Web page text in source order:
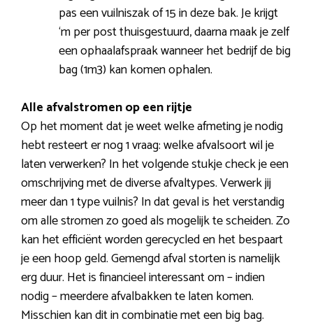
pas een vuilniszak of 15 in deze bak. Je krijgt
‘m per post thuisgestuurd, daarna maak je zelf
een ophaalafspraak wanneer het bedrijf de big
bag (1m3) kan komen ophalen.
Alle afvalstromen op een rijtje
Op het moment dat je weet welke afmeting je nodig
hebt resteert er nog 1 vraag: welke afvalsoort wil je
laten verwerken? In het volgende stukje check je een
omschrijving met de diverse afvaltypes. Verwerk jij
meer dan 1 type vuilnis? In dat geval is het verstandig
om alle stromen zo goed als mogelijk te scheiden. Zo
kan het efficiënt worden gerecycled en het bespaart
je een hoop geld. Gemengd afval storten is namelijk
erg duur. Het is financieel interessant om – indien
nodig – meerdere afvalbakken te laten komen.
Misschien kan dit in combinatie met een big bag.